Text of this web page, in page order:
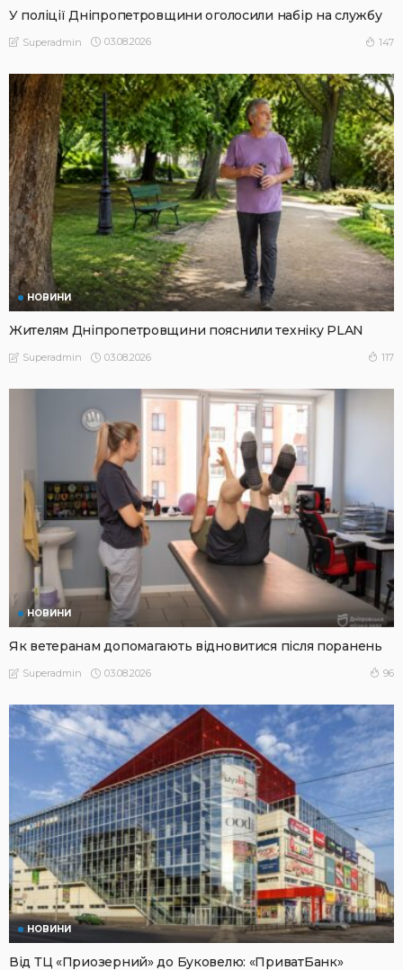
У поліції Дніпропетровщини оголосили набір на службу
Superadmin 03.08.2026 147
НОВИНИ
Жителям Дніпропетровщини пояснили техніку PLAN
Superadmin 03.08.2026 117
НОВИНИ
Як ветеранам допомагають відновитися після поранень
Superadmin 03.08.2026 96
НОВИНИ
Від ТЦ «Приозерний» до Буковелю: «ПриватБанк»